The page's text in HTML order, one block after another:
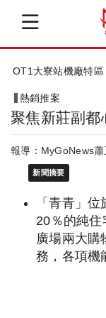
OT1大寮站機廠特區
熱銷推案
聚焦新莊副
報導：MyGoNews蕭
新聞摘要
「青青」
20％的純
廣場兩大購
務，各項機